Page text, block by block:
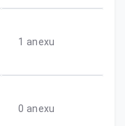
1 anexu
0 anexu